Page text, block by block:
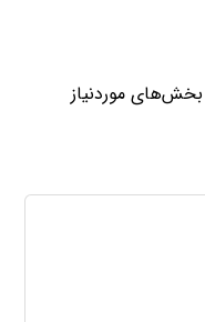
بخش‌های موردنیاز